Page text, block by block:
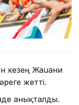
кезең Жаuани
жетті.
анықталды.